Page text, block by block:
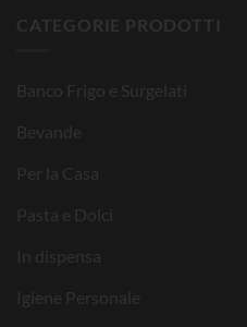
CATEGORIE PRODOTTI
Banco Frigo e Surgelati
Bevande
Per la Casa
Pasta e Dolci
In dispensa
Igiene Personale